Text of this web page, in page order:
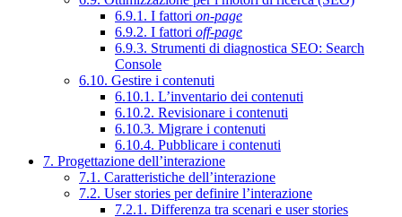
6.9.1. I fattori on-page
6.9.2. I fattori off-page
6.9.3. Strumenti di diagnostica SEO: Search
Console
6.10. Gestire i contenuti
6.10.1. L’inventario dei contenuti
6.10.2. Revisionare i contenuti
6.10.3. Migrare i contenuti
6.10.4. Pubblicare i contenuti
7. Progettazione dell’interazione
7.1. Caratteristiche dell’interazione
7.2. User stories per definire l’interazione
7.2.1. Differenza tra scenari e user stories